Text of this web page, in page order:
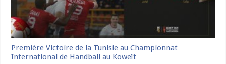
Première Victoire de la Tunisie au Championnat
International de Handball au Koweït